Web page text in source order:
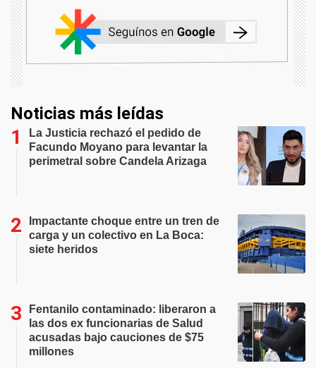
Noticias más leídas
La Justicia rechazó el pedido de
Facundo Moyano para levantar la
perimetral sobre Candela Arizaga
Impactante choque entre un tren de
carga y un colectivo en La Boca:
siete heridos
Fentanilo contaminado: liberaron a
las dos ex funcionarias de Salud
acusadas bajo cauciones de $75
millones